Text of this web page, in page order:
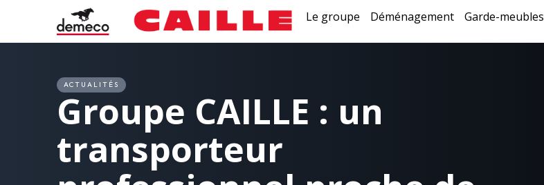
Le groupe Déménagement Garde-meubles
ACTUALITÉS
Groupe CAILLE : un
transporteur